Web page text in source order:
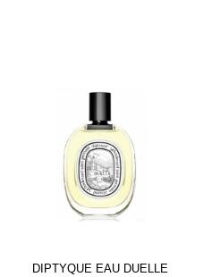
DIPTYQUE EAU DUELLE